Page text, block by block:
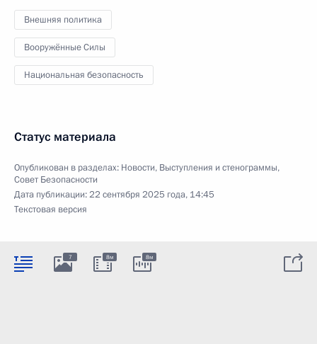
Внешняя политика
Вооружённые Силы
Национальная безопасность
Статус материала
Опубликован в разделах: Новости, Выступления и стенограммы,
Совет Безопасности
Дата публикации:22 сентября 2025 года, 14:45
Текстовая версия
7 8м 8м